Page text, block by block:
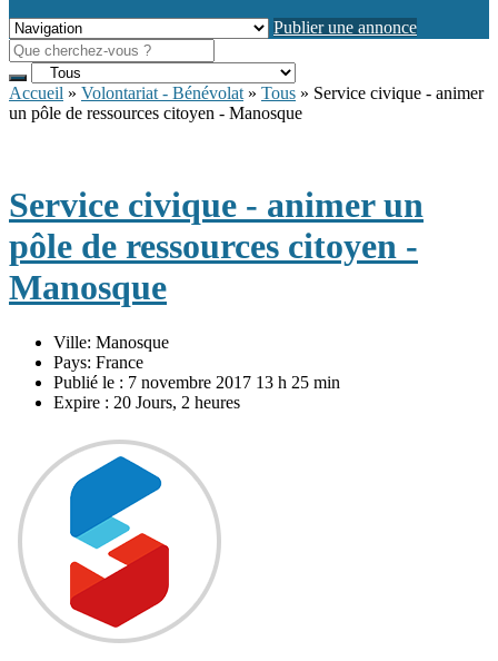
Publier une annonce
Accueil » Volontariat - Bénévolat » Tous » Service civique - animer
un pôle de ressources citoyen - Manosque
Service civique - animer un
pôle de ressources citoyen -
Manosque
Ville: Manosque
Pays: France
Publié le : 7 novembre 2017 13 h 25 min
Expire : 20 Jours, 2 heures